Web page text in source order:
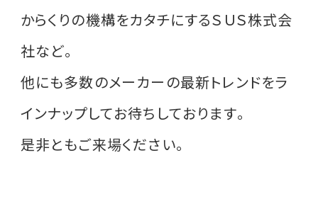
からくりの機構をカタチにするＳＵＳ株式会
社など。
他にも多数のメーカーの最新トレンドをラ
インナップしてお待ちしております。
是非ともご来場ください。